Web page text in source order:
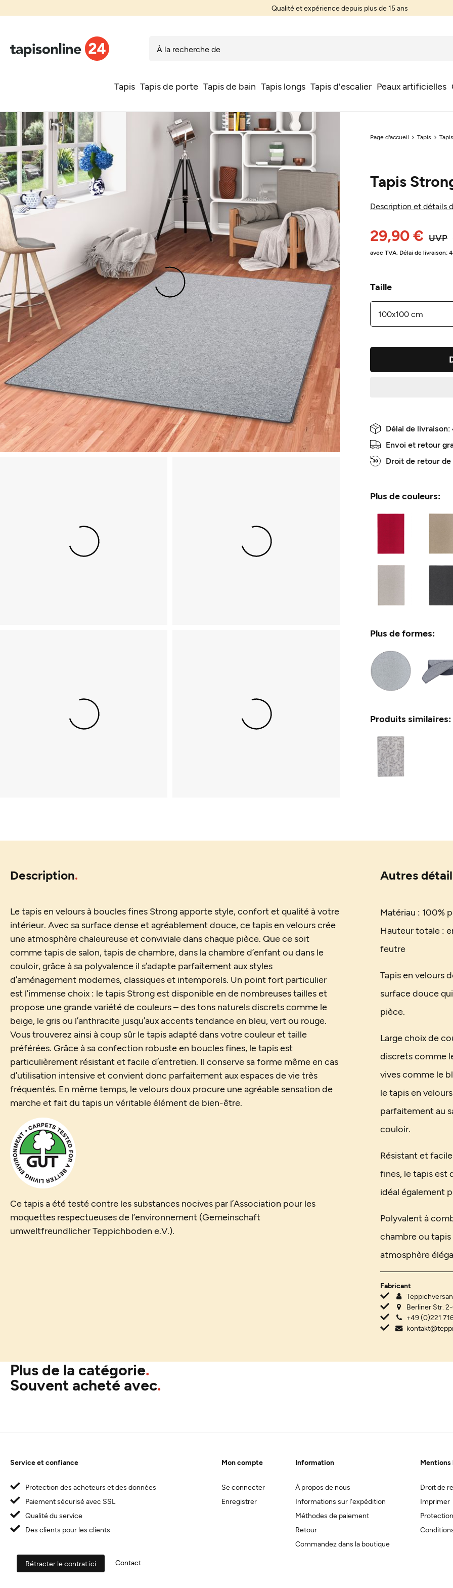
Qualité et expérience depuis plus de 15 ans
Tapis Tapis de porte Tapis de bain Tapis longs Tapis d'escalier Peaux artificielles
Page d'accueil Tapis
Tapis
Description et détails
29,90 € UVP
avec TVA, Délai de livraison:
Taille
Délai de
Envoi et retour
Droit de retour
Plus de couleurs:
Plus de formes:
Produits similaires:
Description
Le tapis en velours à boucles fines Strong apporte style, confort et qualité à votre
intérieur. Avec sa surface dense et agréablement douce, ce tapis en velours crée
une atmosphère chaleureuse et conviviale dans chaque pièce. Que ce soit
comme tapis de salon, tapis de chambre, dans la chambre d’enfant ou dans le
couloir, grâce à sa polyvalence il s’adapte parfaitement aux styles
d’aménagement modernes, classiques et intemporels. Un point fort particulier
est l’immense choix : le tapis Strong est disponible en de nombreuses tailles et
propose une grande variété de couleurs – des tons naturels discrets comme le
beige, le gris ou l’anthracite jusqu’aux accents tendance en bleu, vert ou rouge.
Vous trouverez ainsi à coup sûr le tapis adapté dans votre couleur et taille
préférées. Grâce à sa confection robuste en boucles fines, le tapis est
particulièrement résistant et facile d’entretien. Il conserve sa forme même en cas
d’utilisation intensive et convient donc parfaitement aux espaces de vie très
fréquentés. En même temps, le velours doux procure une agréable sensation de
marche et fait du tapis un véritable élément de bien-être.
Ce tapis a été testé contre les substances nocives par l’Association pour les
moquettes respectueuses de l’environnement (Gemeinschaft
umweltfreundlicher Teppichboden e.V.).
Autres
Matériau : 100%
Hauteur totale :
feutre
Tapis en velours
surface douce
pièce.
Large choix de
discrets comme
vives comme le
le tapis en
parfaitement au
couloir.
Résistant et
fines, le tapis est
idéal également
Polyvalent à
chambre ou
atmosphère
Fabricant
Berliner Str.
+49 (0)221
Plus de la catégorie
Souvent acheté avec
Mon compte
Se connecter
Enregistrer
Information
À propos de nous
Informations sur l'expédition
Méthodes de paiement
Retour
Commandez dans la boutique
Mentions
Droit de
Imprimer
Service et confiance
Protection des acheteurs et des données
Paiement sécurisé avec SSL
Qualité du service
Des clients pour les clients
Rétracter le contrat ici Contact